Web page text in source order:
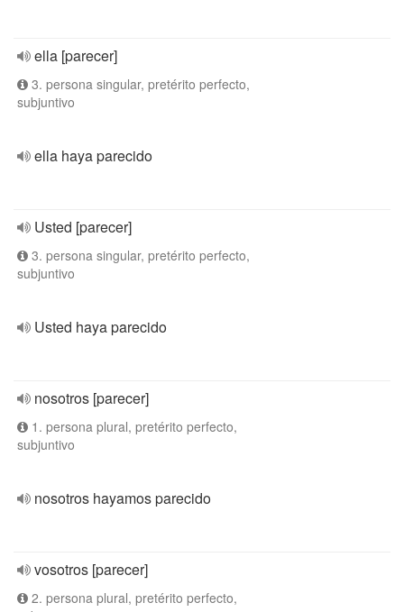
ella [parecer]
3. persona singular, pretérito perfecto,
subjuntivo
ella haya parecido
Usted [parecer]
3. persona singular, pretérito perfecto,
subjuntivo
Usted haya parecido
nosotros [parecer]
1. persona plural, pretérito perfecto,
subjuntivo
nosotros hayamos parecido
vosotros [parecer]
2. persona plural, pretérito perfecto,